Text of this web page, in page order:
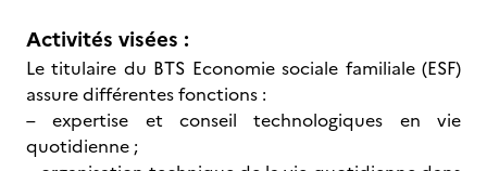
Activités visées :
Le titulaire du BTS Economie sociale familiale (ESF)
assure différentes fonctions :
– expertise et conseil technologiques en vie
quotidienne ;